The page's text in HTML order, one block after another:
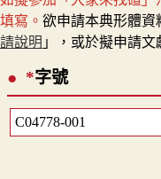
填寫。 欲申請本典形體資
請說明 」，或於擬申請文
*字號